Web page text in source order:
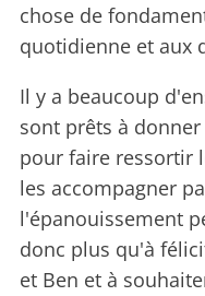
chose de
quotidienne et aux
Il y a beaucoup
sont prêts à
pour faire ressortir
les accompagner
l'épanouissement
donc plus qu'à
et Ben et à